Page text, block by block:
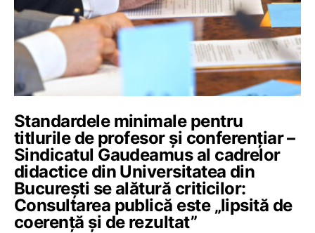
Standardele minimale pentru
titlurile de profesor și conferențiar –
Sindicatul Gaudeamus al cadrelor
didactice din Universitatea din
București se alătură criticilor:
Consultarea publică este „lipsită de
coerență și de rezultat”